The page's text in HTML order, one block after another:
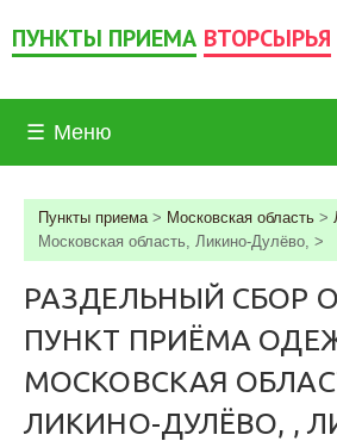
ПУНКТЫ ПРИЕМА ВТОРСЫРЬЯ
☰ Меню
Пункты приема> Московская область >
Московская область, Ликино-Дулёво, >
РАЗДЕЛЬНЫЙ СБОР
ПУНКТ ПРИЁМА
МОСКОВСКАЯ
ЛИКИНО-ДУЛЁВО, ,